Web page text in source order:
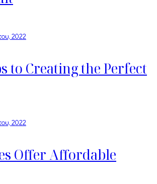
2022
to Creating the Perfect
2022
Offer Affordable